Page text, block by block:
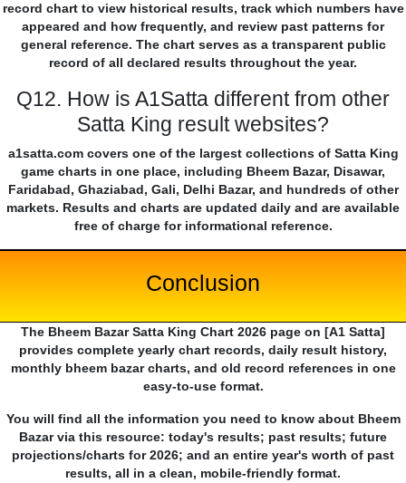
record chart to view historical results, track which numbers have
appeared and how frequently, and review past patterns for
general reference. The chart serves as a transparent public
record of all declared results throughout the year.
Q12. How is A1Satta different from other
Satta King result websites?
a1satta.com covers one of the largest collections of Satta King
game charts in one place, including Bheem Bazar, Disawar,
Faridabad, Ghaziabad, Gali, Delhi Bazar, and hundreds of other
markets. Results and charts are updated daily and are available
free of charge for informational reference.
Conclusion
The Bheem Bazar Satta King Chart 2026 page on [A1 Satta]
provides complete yearly chart records, daily result history,
monthly bheem bazar charts, and old record references in one
easy-to-use format.
You will find all the information you need to know about Bheem
Bazar via this resource: today's results; past results; future
projections/charts for 2026; and an entire year's worth of past
results, all in a clean, mobile-friendly format.